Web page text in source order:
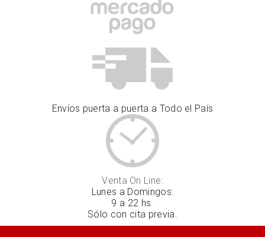
Envíos puerta a puerta a Todo el País
Venta On Line:
Lunes a Domingos:
9 a 22 hs.
Sólo con cita previa.